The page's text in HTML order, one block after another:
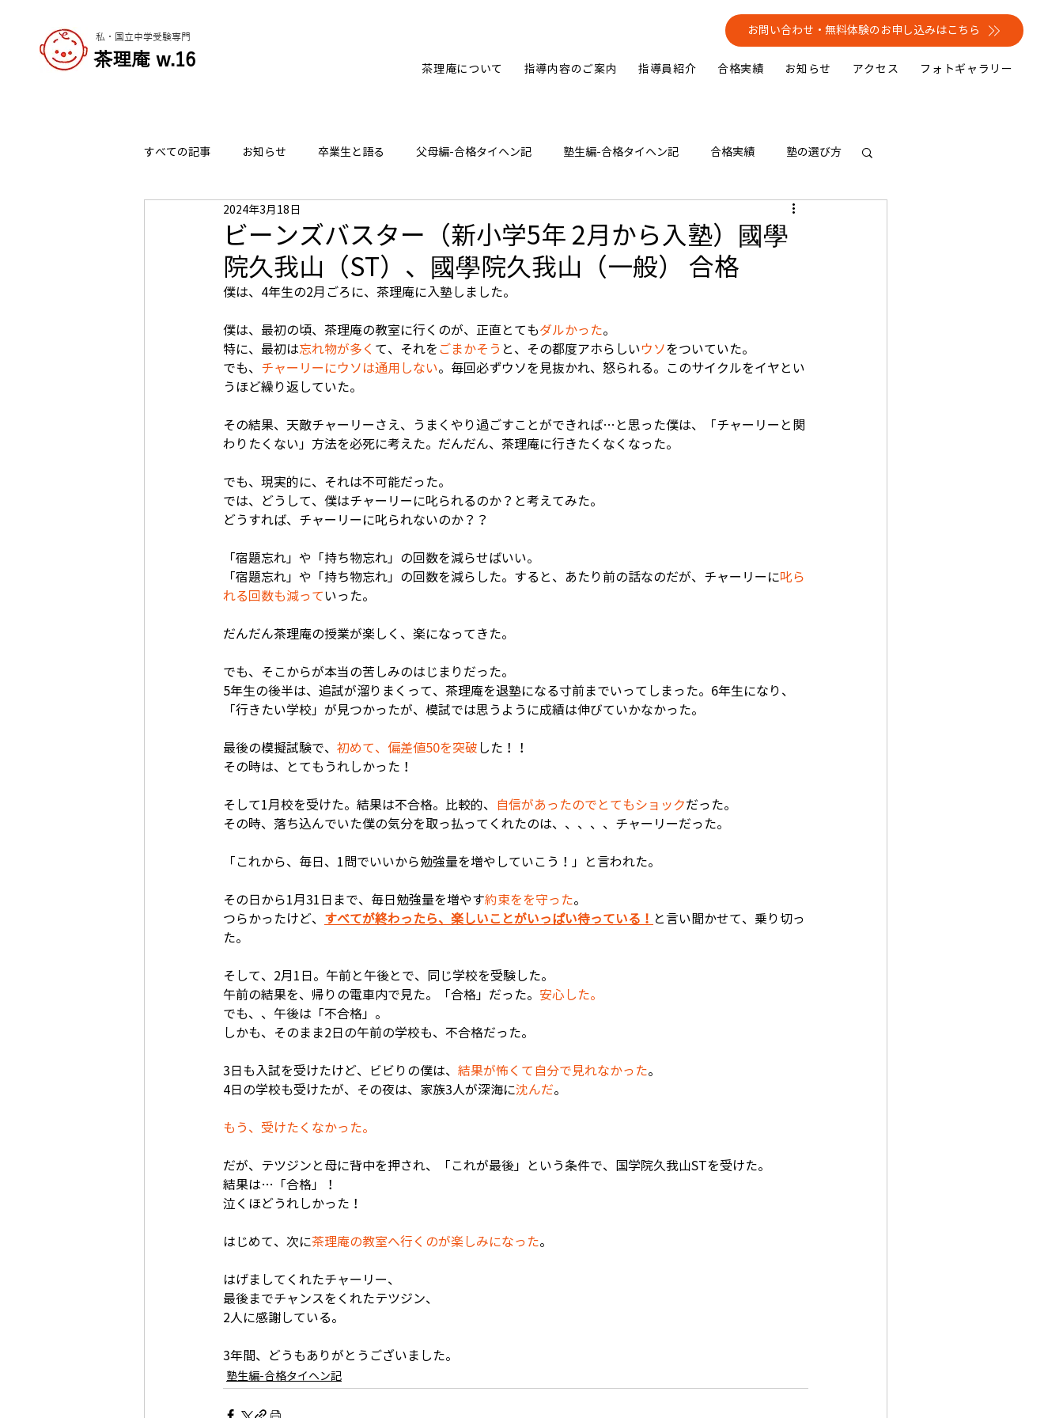
私・国立中学受験専門
​茶理庵 w.16
お問い合わせ・無料体験のお申し込みはこちら
茶理庵について 指導内容のご案内 指導員紹介 合格実績 お知らせ アクセス フォトギャラリー
すべての記事 お知らせ 卒業生と語る 父母編-合格タイヘン記 塾生編-合格タイヘン記 合格実績 塾の選び方
志望校の選び方 チャーリーのひとり言
ビーンズバスター（新小学5年 2月から入塾）國學
院久我山（ST）、國學院久我山（一般） 合格
2024年3月18日
僕は、4年生の2月ごろに、茶理庵に入塾しました。
僕は、最初の頃、茶理庵の教室に行くのが、正直とてもダルかった。
特に、最初は忘れ物が多く て、それを ごまかそう と、その都度アホらしいウソをついていた。
でも、 チャーリーにウソは通用しない。毎回必ずウソを見抜かれ、怒られる。このサイクルをイヤとい
うほど繰り返していた。
その結果、天敵チャーリーさえ、うまくやり過ごすことができれば…と思った僕は、「チャーリーと関
わりたくない」方法を必死に考えた。だんだん、茶理庵に行きたくなくなった。
でも、現実的に、それは不可能だった。
では、どうして、僕はチャーリーに叱られるのか？と考えてみた。
どうすれば、チャーリーに叱られないのか？？
「宿題忘れ」や「持ち物忘れ」の回数を減らせばいい。
「宿題忘れ」や「持ち物忘れ」の回数を減らした。すると、あたり前の話なのだが、チャーリーに 叱ら
れる回数も減って いった。
だんだん茶理庵の授業が楽しく、楽になってきた。
でも、そこからが本当の苦しみのはじまりだった。
5年生の後半は、追試が溜りまくって、茶理庵を退塾になる寸前までいってしまった。6年生になり、
「行きたい学校」が見つかったが、模試では思うように成績は伸びていかなかった。
最後の模擬試験で、 初めて、偏差値50を突破 した！！
その時は、とてもうれしかった！
そして1月校を受けた。結果は不合格。比較的、 自信があったのでとてもショックだった。
その時、落ち込んでいた僕の気分を取っ払ってくれたのは、、、、、チャーリーだった。
「これから、毎日、1問でいいから勉強量を増やしていこう！」と言われた。
その日から1月31日まで、毎日勉強量を増やす約束をを守った。
つらかったけど、 すべてが終わったら、楽しいことがいっぱい待っている！ と言い聞かせて、乗り切っ
た。
そして、2月1日。午前と午後とで、同じ学校を受験した。
午前の結果を、帰りの電車内で見た。「合格」だった。 安心した。
でも、、午後は「不合格」。
しかも、そのまま2日の午前の学校も、不合格だった。
3日も入試を受けたけど、ビビりの僕は、 結果が怖くて自分で見れなかった。
4日の学校も受けたが、その夜は、家族3人が深海に沈んだ。
もう、受けたくなかった。
だが、テツジンと母に背中を押され、「これが最後」という条件で、国学院久我山STを受けた。
結果は…「合格」！
泣くほどうれしかった！
はじめて、次に茶理庵の教室へ行くのが楽しみになった。
はげましてくれたチャーリー、
最後までチャンスをくれたテツジン、
2人に感謝している。
3年間、どうもありがとうございました。
塾生編-合格タイヘン記